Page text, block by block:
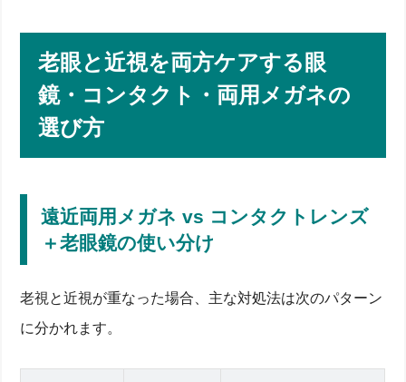
老眼と近視を両方ケアする眼
鏡・コンタクト・両用メガネの
選び方
遠近両用メガネ vs コンタクトレンズ
＋老眼鏡の使い分け
老視と近視が重なった場合、主な対処法は次のパターン
に分かれます。